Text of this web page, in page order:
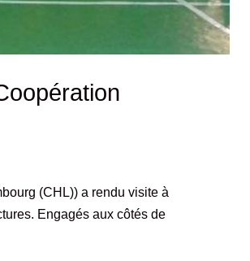
(CHL)) a rendu visite à
Engagés aux côtés de